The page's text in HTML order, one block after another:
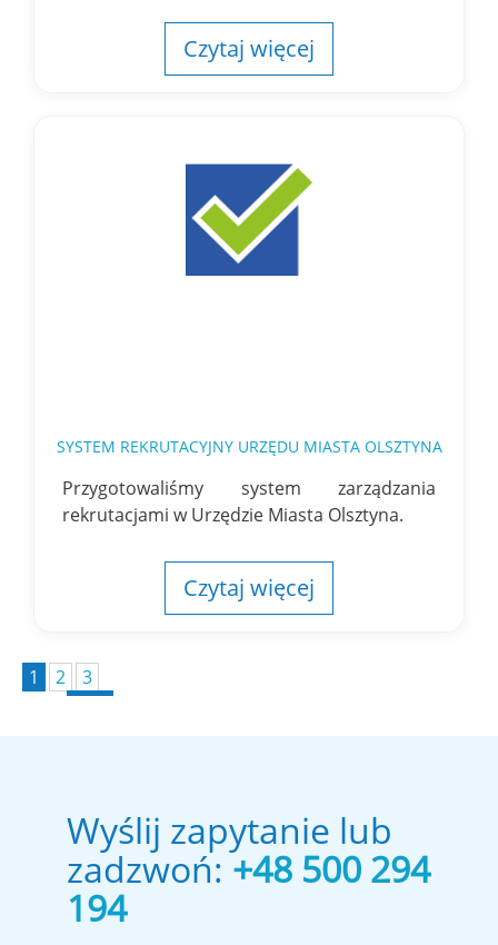
Czytaj więcej
SYSTEM REKRUTACYJNY URZĘDU MIASTA OLSZTYNA
Przygotowaliśmy system zarządzania
rekrutacjami w Urzędzie Miasta Olsztyna.
Czytaj więcej
1 2 3
Wyślij zapytanie lub
zadzwoń:+48 500 294
194